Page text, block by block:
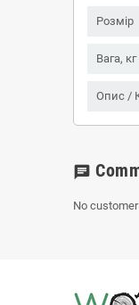
Розмір
Вага, кг
Опис /
chat
No